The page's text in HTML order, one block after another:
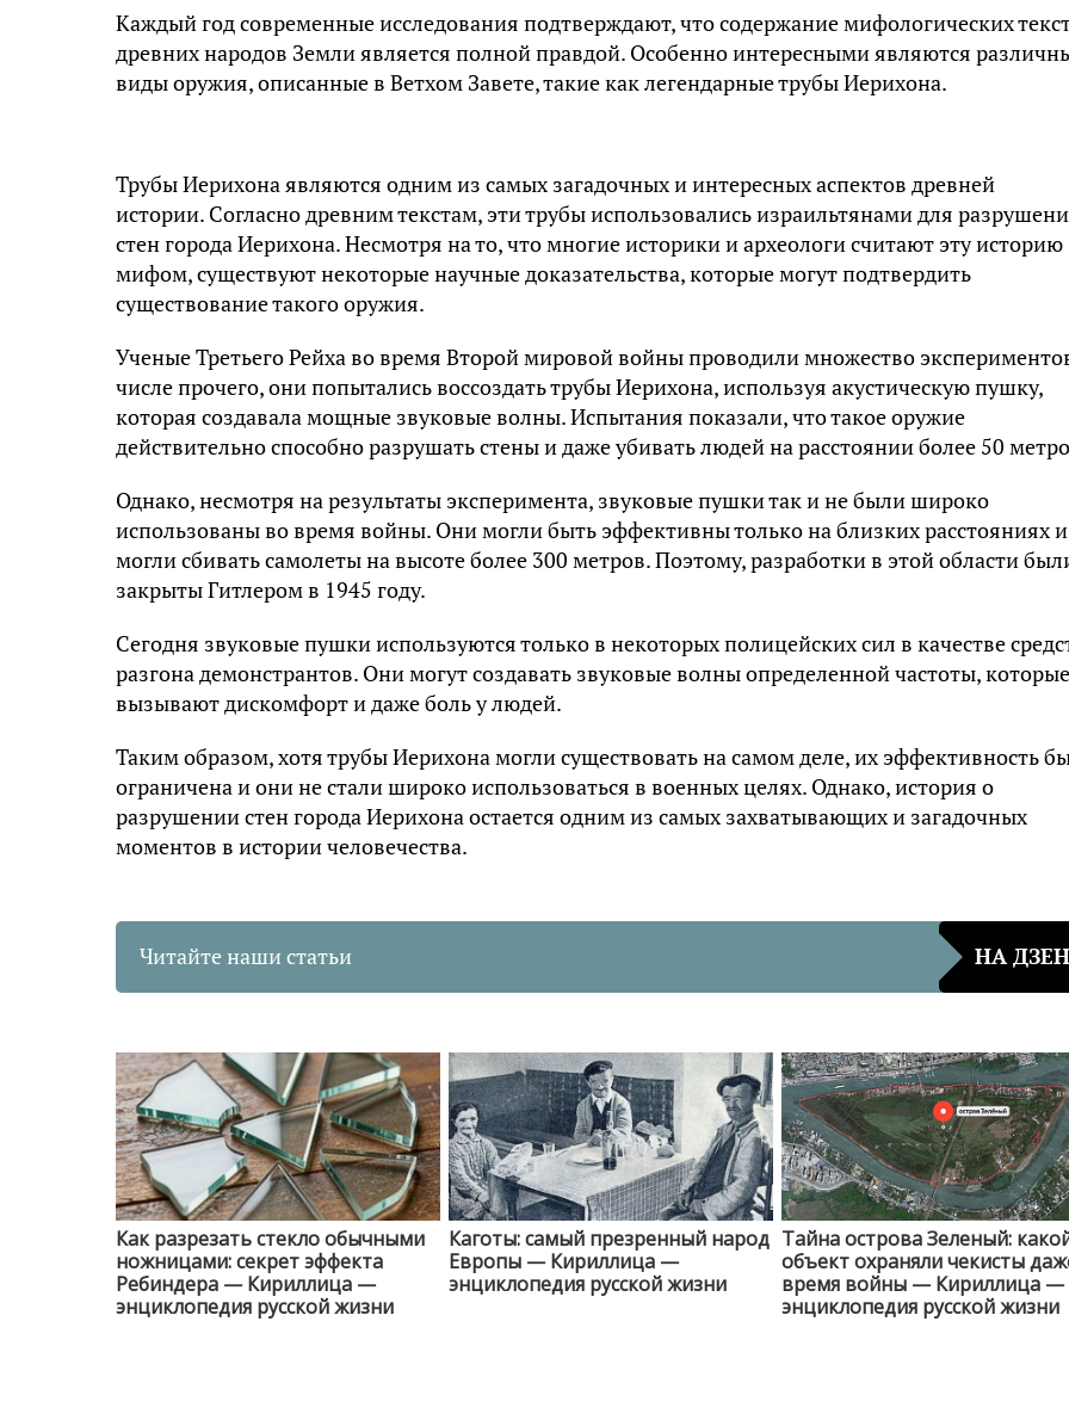
Каждый год современные исследования подтверждают, что содержание мифологических
древних народов Земли является полной правдой. Особенно интересными являются
виды оружия, описанные в Ветхом Завете, такие как легендарные трубы Иерихона.
Трубы Иерихона являются одним из самых загадочных и интересных аспектов древней
истории. Согласно древним текстам, эти трубы использовались израильтянами для
стен города Иерихона. Несмотря на то, что многие историки и археологи считают эту историю
мифом, существуют некоторые научные доказательства, которые могут подтвердить
существование такого оружия.
Ученые Третьего Рейха во время Второй мировой войны проводили множество
числе прочего, они попытались воссоздать трубы Иерихона, используя акустическую пушку,
которая создавала мощные звуковые волны. Испытания показали, что такое оружие
действительно способно разрушать стены и даже убивать людей на расстоянии более 50
Однако, несмотря на результаты эксперимента, звуковые пушки так и не были широко
использованы во время войны. Они могли быть эффективны только на близких расстояниях
могли сбивать самолеты на высоте более 300 метров. Поэтому, разработки в этой области
закрыты Гитлером в 1945 году.
Сегодня звуковые пушки используются только в некоторых полицейских сил в качестве
разгона демонстрантов. Они могут создавать звуковые волны определенной частоты, которые
вызывают дискомфорт и даже боль у людей.
Таким образом, хотя трубы Иерихона могли существовать на самом деле, их эффективность
ограничена и они не стали широко использоваться в военных целях. Однако, история о
разрушении стен города Иерихона остается одним из самых захватывающих и загадочных
моментов в истории человечества.
Читайте наши статьи НА ДЗЕН
Как разрезать стекло обычными
ножницами: секрет эффекта
Ребиндера — Кириллица —
энциклопедия русской жизни
Каготы: самый презренный народ
Европы — Кириллица —
энциклопедия русской жизни
Тайна острова Зеленый:
объект охраняли чекисты
время войны — Кириллица —
энциклопедия русской жизни